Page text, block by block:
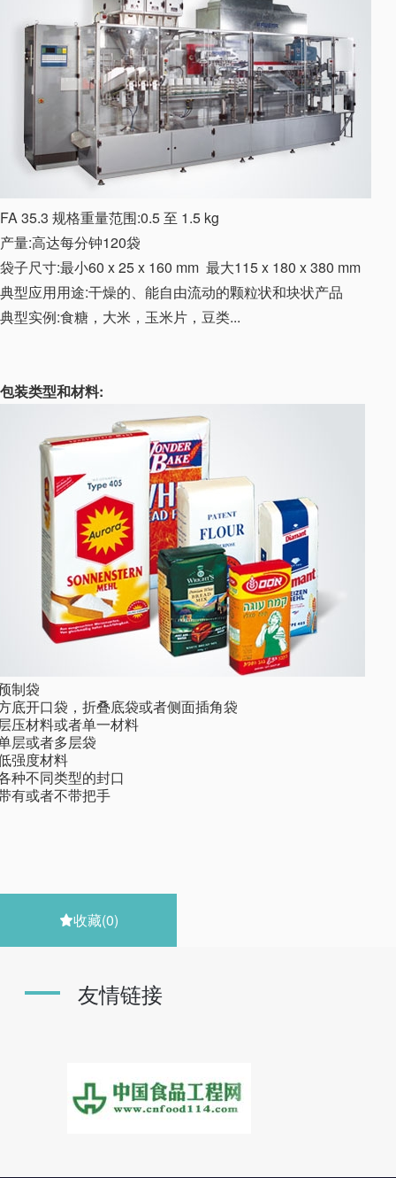
FA 35.3 规格重量范围:0.5 至 1.5 kg
产量:高达每分钟120袋
袋子尺寸:最小60 x 25 x 160 mm 最大115 x 180 x 380 mm
典型应用用途:干燥的、能自由流动的颗粒状和块状产品
典型实例:食糖，大米，玉米片，豆类...
包装类型和材料:
制袋
底开口袋，折叠底袋或者侧面插角袋
压材料或者单一材料
层或者多层袋
强度材料
种不同类型的封口
有或者不带把手
收藏(0)
友情链接